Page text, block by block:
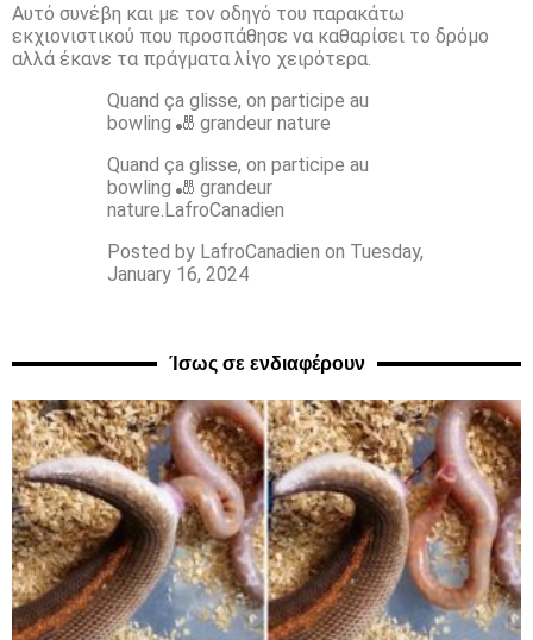
Αυτό συνέβη και με τον οδηγό του παρακάτω
εκχιονιστικού που προσπάθησε να καθαρίσει το δρόμο
αλλά έκανε τα πράγματα λίγο χειρότερα.
Quand ça glisse, on participe au
bowling 🎳 grandeur nature
Quand ça glisse, on participe au
bowling 🎳 grandeur
nature.LafroCanadien
Posted by LafroCanadien on Tuesday,
January 16, 2024
Ίσως σε ενδιαφέρουν